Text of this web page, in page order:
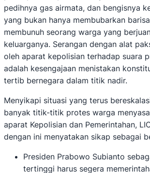
pedihnya gas airmata, dan bengisnya
yang bukan hanya membubarkan
membunuh seorang warga yang
keluarganya. Serangan dengan alat
oleh aparat kepolisian terhadap suara
adalah kesengajaan menistakan
tertib bernegara dalam titik nadir.
Menyikapi situasi yang terus
banyak titik-titik protes warga
aparat Kepolisian dan Pemerintahan,
dengan ini menyatakan sikap sebagai
Presiden Prabowo Subianto
tertinggi harus segera